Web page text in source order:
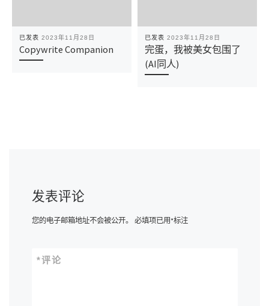
已发表 2023年11月28日
Copywrite Companion
已发表 2023年11月28日
完蛋，我被美女包围了
(AI同人)
发表评论
您的电子邮箱地址不会被公开。 必填项已用*标注
评论
*